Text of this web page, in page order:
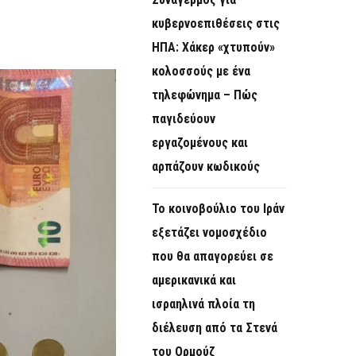
κυβερνοεπιθέσεις στις
ΗΠΑ: Χάκερ «χτυπούν»
κολοσσούς με ένα
τηλεφώνημα – Πώς
παγιδεύουν
εργαζομένους και
αρπάζουν κωδικούς
Το κοινοβούλιο του Ιράν
εξετάζει νομοσχέδιο
που θα απαγορεύει σε
αμερικανικά και
ισραηλινά πλοία τη
διέλευση από τα Στενά
του Ορμούζ